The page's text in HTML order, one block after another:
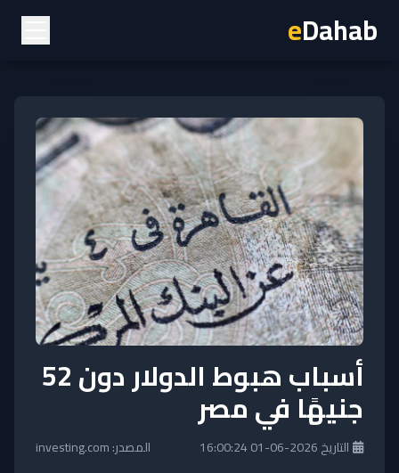
eDahab
أسباب هبوط الدولار دون 52
جنيهًا في مصر
التاريخ 2026-06-01 16:00:24 المصدر: investing.com